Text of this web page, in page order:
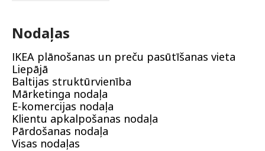
Nodaļas
IKEA plānošanas un preču pasūtīšanas vieta
Liepājā
Baltijas struktūrvienība
Mārketinga nodaļa
E-komercijas nodaļa
Klientu apkalpošanas nodaļa
Pārdošanas nodaļa
Visas nodaļas